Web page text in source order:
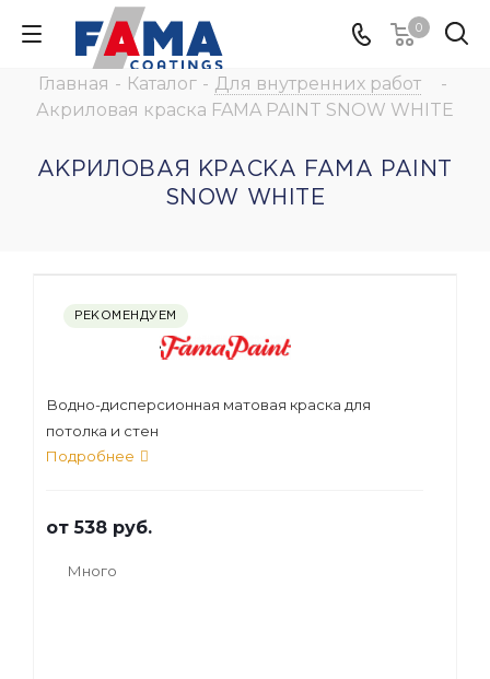
0
Главная - Каталог - Для внутренних работ
-
Акриловая краска FAMA PAINT SNOW WHITE
АКРИЛОВАЯ КРАСКА FAMA PAINT
SNOW WHITE
РЕКОМЕНДУЕМ
Водно-дисперсионная матовая краска для
потолка и стен
Подробнее
от538 руб.
Много